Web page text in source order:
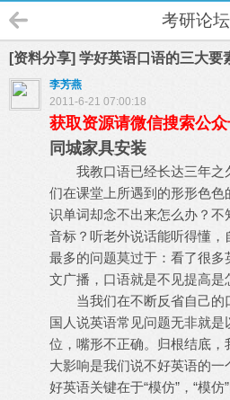
考研论坛
[资料分享] 学好英语口语的三大要
李芳燕
2011-6-21 07:00:18
获取资源请微信搜索公
同城家具安装
我教口语已经长达三年之
们在课堂上所遇到的形形色色
识单词却念不出来怎么办？
音标？听老外说话能听得懂
最多的问题莫过于：看了很
文广播，口语就是不见提高是
当我们在不断反省自己的
国人说英语常见问题无非就是
位，嘴形不正确。归根结底
大影响是我们说不好英语的
好英语关键在于“模仿”，“模